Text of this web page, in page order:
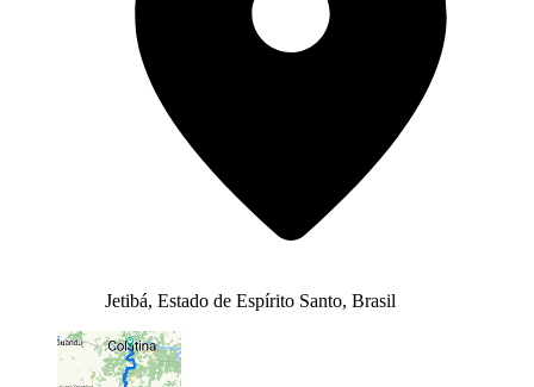
Jetibá, Estado de Espírito Santo, Brasil